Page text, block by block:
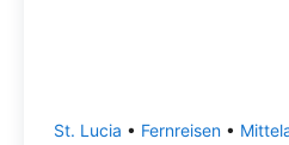
St. Lucia • Fernreisen •